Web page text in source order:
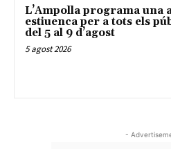
L’Ampolla programa una
estiuenca per a tots els
del 5 al 9 d’agost
5 agost 2026
-